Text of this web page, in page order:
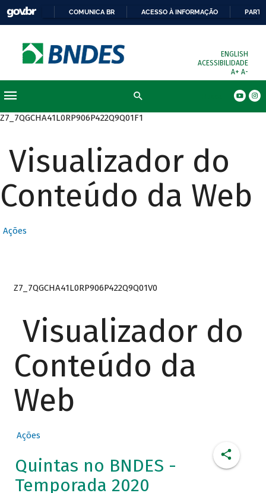
COMUNICA BR ACESSO À INFORMAÇÃO
ENGLISH
ACESSIBILIDADE
A+ A-
Z7_7QGCHA41L0RP906P422Q9Q01F1
Visualizador do
Conteúdo da Web
Ações
Z7_7QGCHA41L0RP906P422Q9Q01V0
Visualizador do
Conteúdo da
Web
Ações
Quintas no BNDES -
Temporada 2020